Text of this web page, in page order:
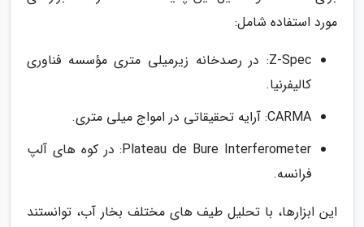
مورد استفاده شامل:
Z-Spec: در رصدخانه زیرمیلی متری مؤسسه فناوری
کالیفرنیا.
CARMA: آرایه تحقیقاتی در امواج میلی متری.
Plateau de Bure Interferometer: در کوه های آلپ
فرانسه.
این ابزارها، با تحلیل طیف های مختلف بخار آب، توانستند